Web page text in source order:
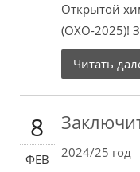
Открытой
(ОХО-2025)!
Читать
8
ФЕВ
2024/25 год